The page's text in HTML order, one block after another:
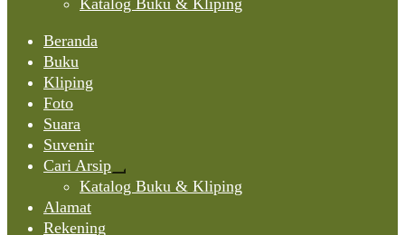
Katalog Buku & Kliping
Beranda
Buku
Kliping
Foto
Suara
Suvenir
Cari Arsip
Expand
child
Katalog Buku & Kliping
Alamat
Rekening